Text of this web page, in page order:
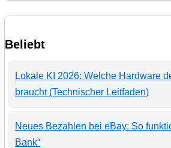
Beliebt
Lokale KI 2026: Welche Hardware
braucht (Technischer Leitfaden)
Neues Bezahlen bei eBay: So
Bank“